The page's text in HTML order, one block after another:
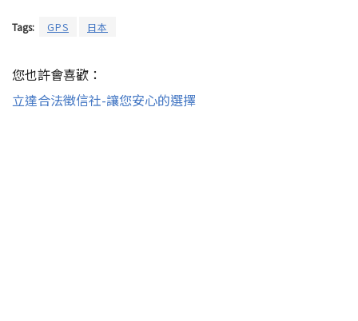
Tags: GPS 日本
您也許會喜歡：
立達合法徵信社-讓您安心的選擇